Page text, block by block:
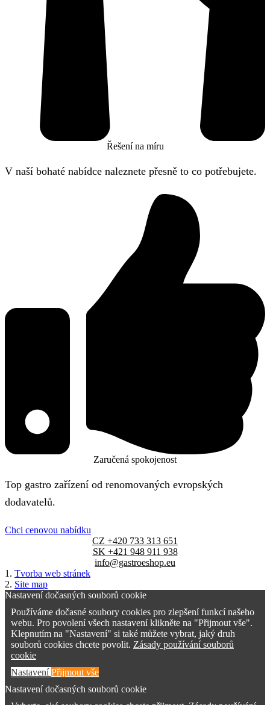
Řešení na míru
V naší bohaté nabídce naleznete přesně to co potřebujete.
Zaručená spokojenost
Top gastro zařízení od renomovaných evropských
dodavatelů.
Chci cenovou nabídku
CZ +420 733 313 651
SK +421 948 911 938
info@gastroeshop.eu
1. Tvorba web stránek
2. Site map
Nastavení dočasných souborů cookie
Používáme dočasné soubory cookies pro zlepšení funkcí našeho
webu. Pro povolení všech nastavení klikněte na "Přijmout vše".
Klepnutím na "Nastavení" si také můžete vybrat, jaký druh
souborů cookies chcete povolit. Zásady používání souborů
cookie
NastaveníPřijmout vše
Nastavení dočasných souborů cookie